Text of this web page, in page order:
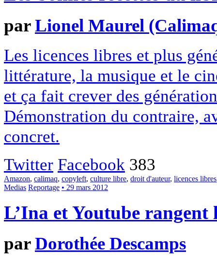
parLionel Maurel
Les licences libres et plus
littérature, la musique et le
et ça fait crever des
Démonstration du contraire,
concret.
Twitter Facebook 383
Amazon, calimaq, copyleft, culture libre, droit d'auteur, licences libres
Medias Reportage • 29 mars 2012
L’Ina et Youtube rangent
parDorothée Descamps